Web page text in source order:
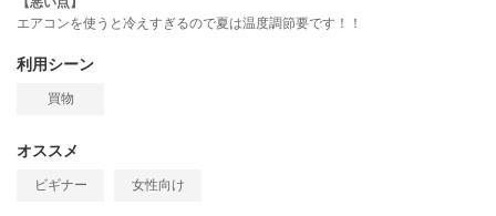
エアコンを使うと冷えすぎるので夏は温度調節要です！！
利用シーン
買物
オススメ
ビギナー 女性向け